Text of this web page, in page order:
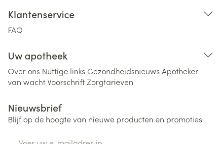
Klantenservice
FAQ
Uw apotheek
Over ons Nuttige links Gezondheidsnieuws Apotheker
van wachtVoorschriftZorgtarieven
Nieuwsbrief
Blijf op de hoogte van nieuwe producten en promoties